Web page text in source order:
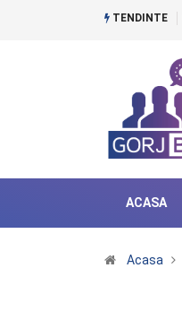
TENDINTE
ACASA
Acasa